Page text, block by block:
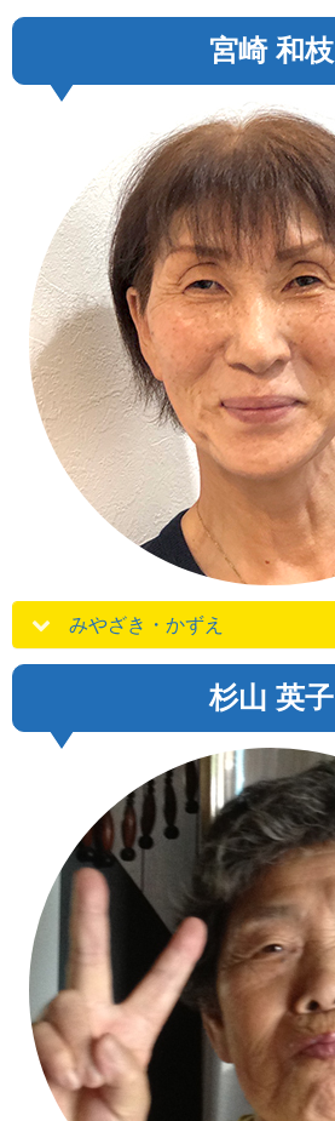
宮崎 和枝
みやざき・かずえ
杉山 英子